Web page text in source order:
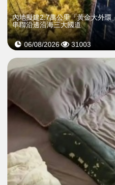
內地擬建2.7萬公里「黃金大外環」
串聯沿邊沿海三大國道
06/08/2026 31003